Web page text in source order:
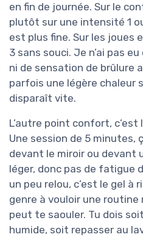
en fin de journée. Sur le
plutôt sur une intensité 1
est plus fine. Sur les joues
3 sans souci. Je n’ai pas
ni de sensation de brûlure
parfois une légère chaleur
disparaît vite.
L’autre point confort,
Une session de 5
devant le miroir ou devant
léger, donc pas de fatigue
un peu relou, c’est le gel à
genre à vouloir une routine
peut te saouler. Tu dois
humide, soit repasser au